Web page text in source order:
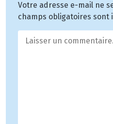
Votre adresse e-mail ne
champs obligatoires sont